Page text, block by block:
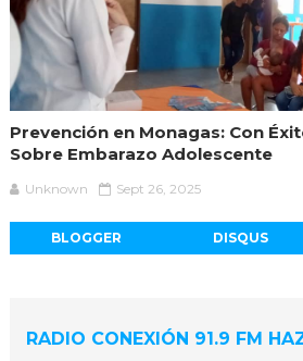
Prevención en Monagas: Con
Sobre Embarazo Adolescente
Unknown Sept 26, 2025
BLOGGER DISQUS
RADIO CONEXIÓN 91.9 FM